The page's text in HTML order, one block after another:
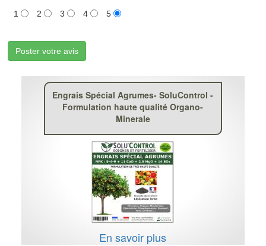
1 2 3 4 5
Poster votre avis
Engrais Spécial Agrumes- SoluControl -
Formulation haute qualité Organo-
Minerale
En savoir plus